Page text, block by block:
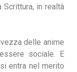
in realtà
delle anime
sociale. E
entra nel merito